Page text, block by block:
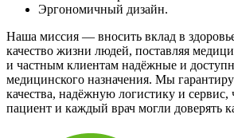
Эргономичный дизайн.
Наша миссия — вносить вклад в
качество жизни людей, поставляя
и частным клиентам надёжные и
медицинского назначения. Мы
качества, надёжную логистику и
пациент и каждый врач могли доверять